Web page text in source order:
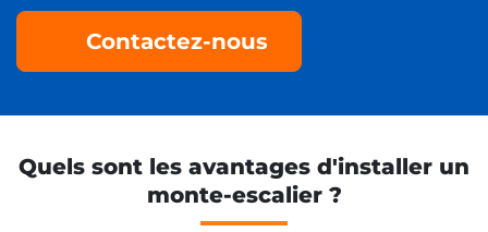
Contactez-nous
Quels sont les avantages d'installer un
monte-escalier ?